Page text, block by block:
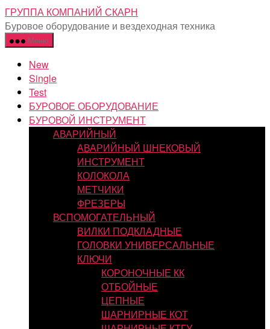
Перейти
к
содержимому
ГРУППА КОМПАНИЙ СКАРН
Буровое оборудование и вездеходная техника
Меню
New
Single
Test
БУРОВОЕ ОБОРУДОВАНИЕ
БУРОВОЙ ИНСТРУМЕНТ
АВАРИЙНЫЙ
АВАРИЙНЫЙ ШНЕКОВЫЙ
ИНСТРУМЕНТ
КОЛОКОЛА
МЕТЧИКИ
ФРЕЗЕРЫ
ВСПОМОГАТЕЛЬНЫЙ
ВИЛКИ ПОДКЛАДНЫЕ
ГОЛОВКИ УНИВЕРСАЛЬНЫЕ
КЛЮЧИ
КОРОНОЧНЫЕ КК
ОТБОЙНЫЕ
ЦЕПНЫЕ
ШАРНИРНЫЕ КОТ